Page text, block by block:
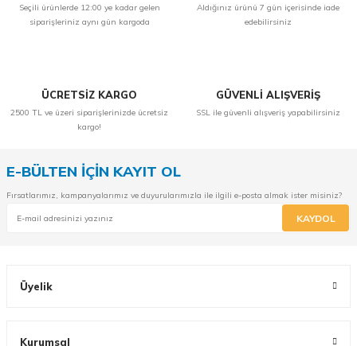
Seçili ürünlerde 12:00 ye kadar gelen
siparişleriniz aynı gün kargoda
Aldığınız ürünü 7 gün içerisinde iade
edebilirsiniz
ÜCRETSİZ KARGO
2500 TL ve üzeri siparişlerinizde ücretsiz
kargo!
GÜVENLİ ALIŞVERİŞ
SSL ile güvenli alışveriş yapabilirsiniz
E-BÜLTEN İÇİN KAYIT OL
Fırsatlarımız, kampanyalarımız ve duyurularımızla ile ilgili e-posta almak ister misiniz?
KAYDOL
Üyelik
Kurumsal